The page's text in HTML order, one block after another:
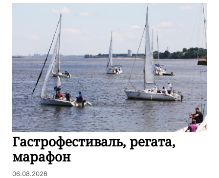
Гастрофестиваль, регата,
марафон
06.08.2026